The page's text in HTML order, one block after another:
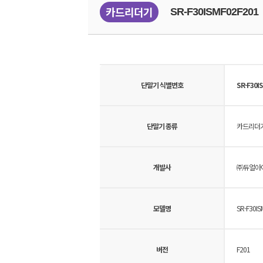
카드리더기 SR-F30ISMF02F201
단말기 식별번호 SR-
단말기 종류 카드리더
개발사 ㈜듀얼아
모델명 SR-
버전 F201